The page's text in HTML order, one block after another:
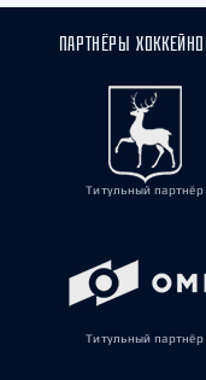
ПАРТНЁРЫ
Титульный партнёр
Титульный партнёр